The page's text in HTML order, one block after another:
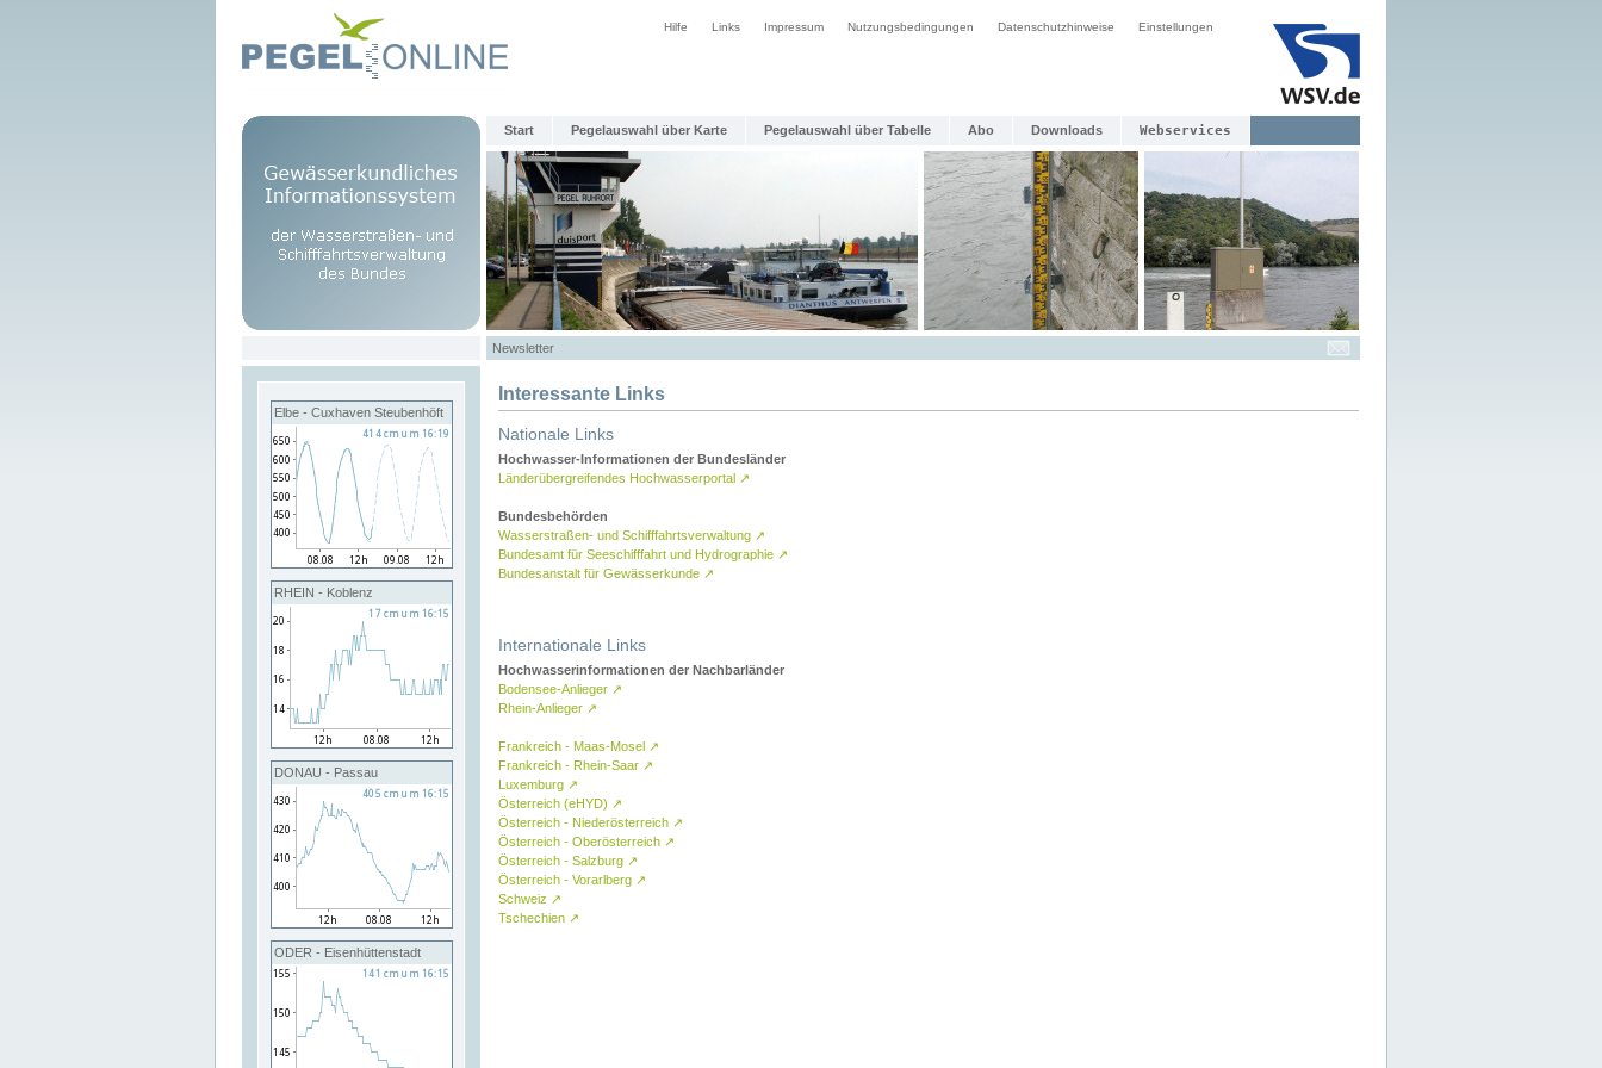
Hilfe Links Impressum Nutzungsbedingungen Datenschutzhinweise Einstellungen
Start Pegelauswahl über Karte Pegelauswahl über Tabelle Abo Downloads Webservices
Newsletter
Elbe - Cuxhaven Steubenhöft
RHEIN - Koblenz
DONAU - Passau
ODER - Eisenhüttenstadt
Interessante Links
Nationale Links
Hochwasser-Informationen der Bundesländer
Länderübergreifendes Hochwasserportal ↗
Bundesbehörden
Wasserstraßen- und Schifffahrtsverwaltung ↗
Bundesamt für Seeschifffahrt und Hydrographie ↗
Bundesanstalt für Gewässerkunde ↗
Internationale Links
Hochwasserinformationen der Nachbarländer
Bodensee-Anlieger ↗
Rhein-Anlieger ↗
Frankreich - Maas-Mosel ↗
Frankreich - Rhein-Saar ↗
Luxemburg ↗
Österreich (eHYD) ↗
Österreich - Niederösterreich ↗
Österreich - Oberösterreich ↗
Österreich - Salzburg ↗
Österreich - Vorarlberg ↗
Schweiz ↗
Tschechien ↗